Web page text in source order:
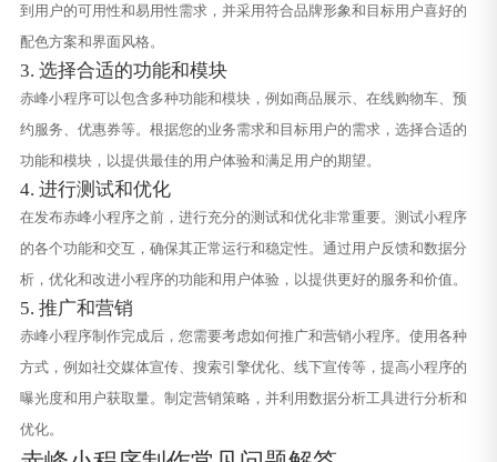
到用户的可用性和易用性需求，并采用符合品牌形象和目标用户喜好的
配色方案和界面风格。
3. 选择合适的功能和模块
赤峰小程序可以包含多种功能和模块，例如商品展示、在线购物车、预
约服务、优惠券等。根据您的业务需求和目标用户的需求，选择合适的
功能和模块，以提供最佳的用户体验和满足用户的期望。
4. 进行测试和优化
在发布赤峰小程序之前，进行充分的测试和优化非常重要。测试小程序
的各个功能和交互，确保其正常运行和稳定性。通过用户反馈和数据分
析，优化和改进小程序的功能和用户体验，以提供更好的服务和价值。
5. 推广和营销
赤峰小程序制作完成后，您需要考虑如何推广和营销小程序。使用各种
方式，例如社交媒体宣传、搜索引擎优化、线下宣传等，提高小程序的
曝光度和用户获取量。制定营销策略，并利用数据分析工具进行分析和
优化。